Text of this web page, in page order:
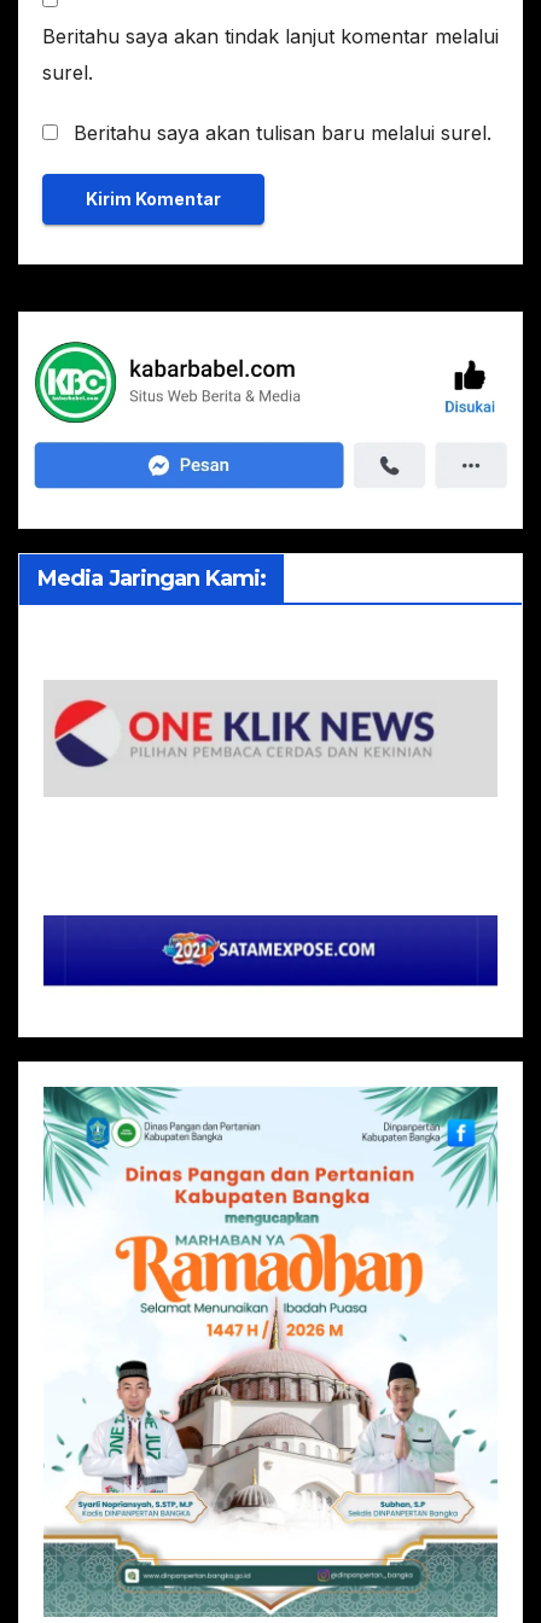
Beritahu saya akan tindak lanjut komentar melalui
surel.
Beritahu saya akan tulisan baru melalui surel.
Media Jaringan Kami: